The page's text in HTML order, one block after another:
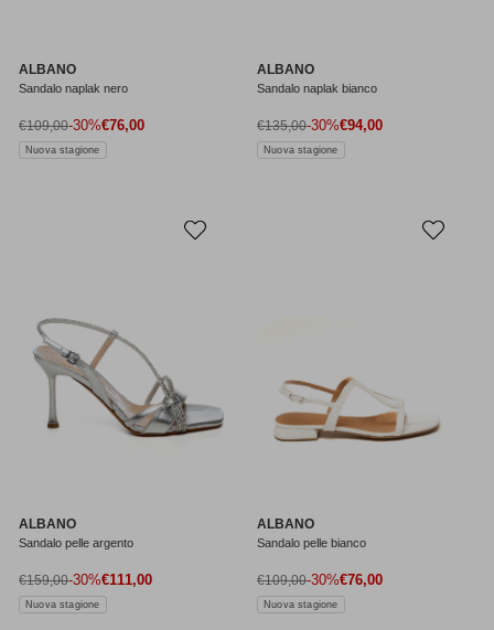
ALBANO
Sandalo naplak nero
Prezzo di vendita
€76,00
Prezzo normale
€109,00-30%
Nuova stagione
ALBANO
Sandalo naplak bianco
Prezzo di vendita
€94,00
Prezzo normale
€135,00-30%
Nuova stagione
ALBANO
Sandalo pelle argento
Prezzo di vendita
€111,00
Prezzo normale
€159,00-30%
Nuova stagione
ALBANO
Sandalo pelle bianco
Prezzo di vendita
€76,00
Prezzo normale
€109,00-30%
Nuova stagione